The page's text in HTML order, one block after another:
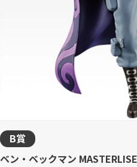
B賞
ベン・ベックマン